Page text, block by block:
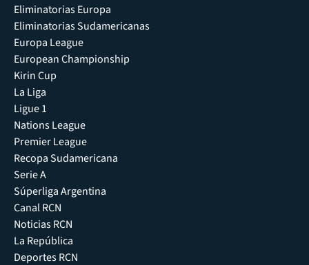
Eliminatorias Europa
Eliminatorias Sudamericanas
Europa League
European Championship
Kirin Cup
La Liga
Ligue 1
Nations League
Premier League
Recopa Sudamericana
Serie A
Súperliga Argentina
Canal RCN
Noticias RCN
La República
Deportes RCN